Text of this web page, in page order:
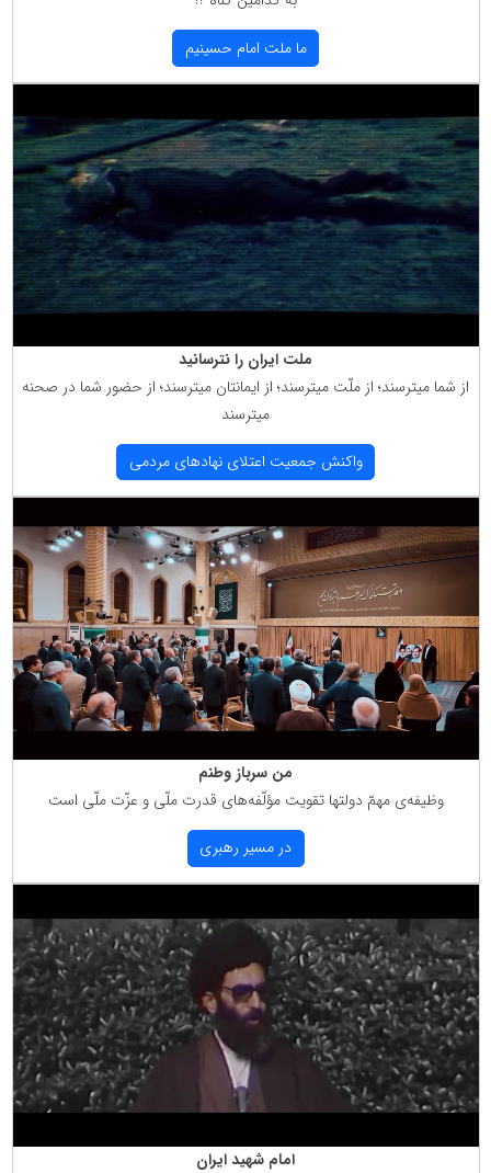
ما ملت امام حسینیم
ملت ایران را نترسانید
از شما میترسند؛ از ملّت میترسند؛ از ایمانتان میترسند؛ از حضور شما در صحنه
میترسند
واكنش جمعیت اعتلای نهادهای مردمی
من سرباز وطنم
وظیفه‌ی مهمّ دولتها تقویت مؤلّفه‌های قدرت ملّی و عزّت ملّی است
در مسیر رهبری
امام شهید ایران